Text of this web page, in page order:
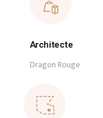
Architecte
Dragon Rouge